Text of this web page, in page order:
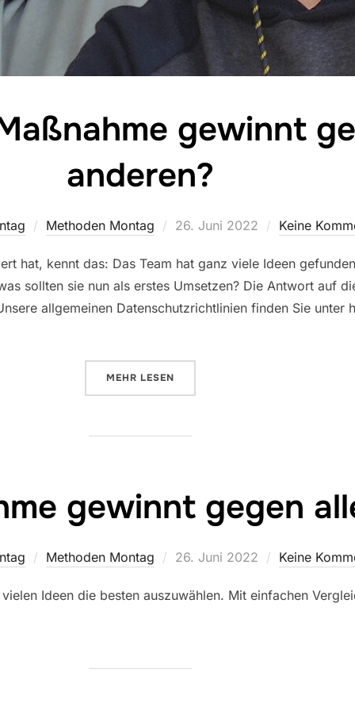
gewinnt
anderen?
Methoden Montag
Veröffentlicht
26. Juni 2022 Keine
hat, kennt das: Das Team hat ganz viele Ideen
sollten sie nun als erstes Umsetzen? Die Antwort auf
allgemeinen Datenschutzrichtlinien finden Sie unter
MEHR ÜBER „174: WELCHE MASSNAHME
LESEN
gewinnt gegen
Methoden Montag
Veröffentlicht
26. Juni 2022 Keine
Ideen die besten auszuwählen. Mit einfachen